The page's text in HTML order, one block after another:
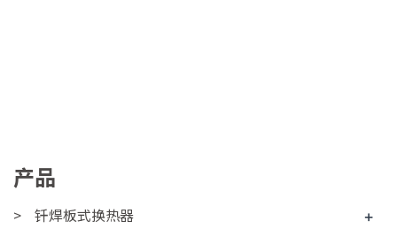
产品
钎焊板式换热器
+